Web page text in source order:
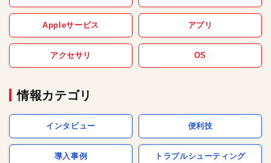
Appleサービス アプリ
アクセサリ OS
情報カテゴリ
インタビュー 便利技
導入事例 トラブルシューティング